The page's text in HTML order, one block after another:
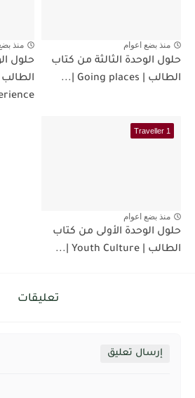
منذ بضع اعوام
حلول الوحدة الثالثة من كتاب
الطالب | Going places |...
منذ
حلول
Traveller 1
منذ بضع اعوام
حلول الوحدة الأولى من كتاب
الطالب | Youth Culture |...
تعليقات
إرسال تعليق